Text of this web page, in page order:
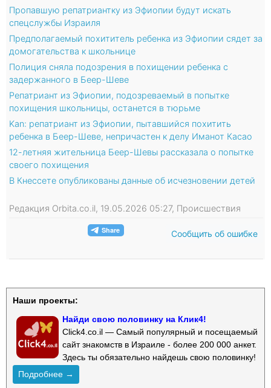
Пропавшую репатриантку из Эфиопии будут искать
спецслужбы Израиля
Предполагаемый похититель ребенка из Эфиопии сядет за
домогательства к школьнице
Полиция сняла подозрения в похищении ребенка с
задержанного в Беер-Шеве
Репатриант из Эфиопии, подозреваемый в попытке
похищения школьницы, останется в тюрьме
Kan: репатриант из Эфиопии, пытавшийся похитить
ребенка в Беер-Шеве, непричастен к делу Иманот Касао
12-летняя жительница Беер-Шевы рассказала о попытке
своего похищения
В Кнессете опубликованы данные об исчезновении детей
Редакция Orbita.co.il, 19.05.2026 05:27, Происшествия
Сообщить об ошибке
Наши проекты:
Найди свою половинку на Клик4!
Click4.co.il — Самый популярный и посещаемый
сайт знакомств в Израиле - более 200 000 анкет.
Здесь ты обязательно найдешь свою половинку!
Подробнее →